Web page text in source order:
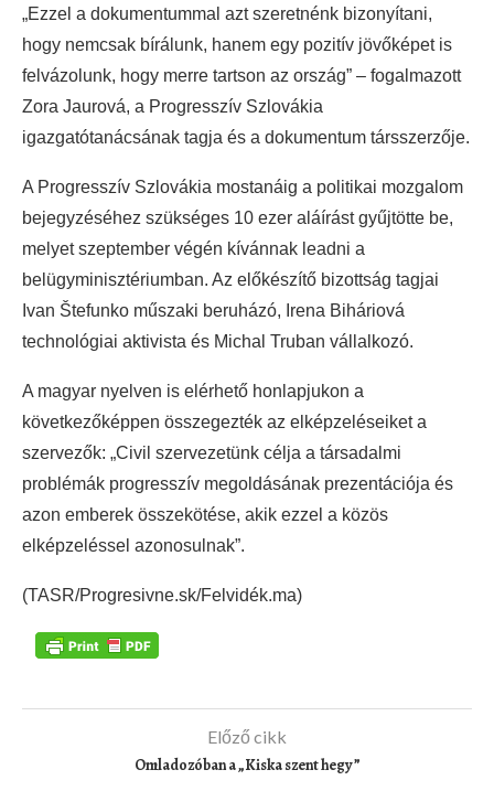
„Ezzel a dokumentummal azt szeretnénk bizonyítani,
hogy nemcsak bírálunk, hanem egy pozitív jövőképet is
felvázolunk, hogy merre tartson az ország” – fogalmazott
Zora Jaurová, a Progresszív Szlovákia
igazgatótanácsának tagja és a dokumentum társszerzője.
A Progresszív Szlovákia mostanáig a politikai mozgalom
bejegyzéséhez szükséges 10 ezer aláírást gyűjtötte be,
melyet szeptember végén kívánnak leadni a
belügyminisztériumban. Az előkészítő bizottság tagjai
Ivan Štefunko műszaki beruházó, Irena Biháriová
technológiai aktivista és Michal Truban vállalkozó.
A magyar nyelven is elérhető honlapjukon a
következőképpen összegezték az elképzeléseiket a
szervezők: „Civil szervezetünk célja a társadalmi
problémák progresszív megoldásának prezentációja és
azon emberek összekötése, akik ezzel a közös
elképzeléssel azonosulnak”.
(TASR/Progresivne.sk/Felvidék.ma)
Előző cikk
Omladozóban a „Kiska szent hegy”